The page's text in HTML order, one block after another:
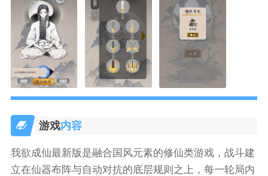
游戏内容
我欲成仙最新版是融合国风元素的修仙类游戏，战斗建
立在仙器布阵与自动对抗的底层规则之上，每一轮局内